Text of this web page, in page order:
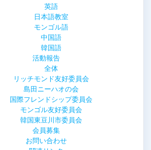
英語
日本語教室
モンゴル語
中国語
韓国語
活動報告
全体
リッチモンド友好委員会
島田ニーハオの会
国際フレンドシップ委員会
モンゴル友好委員会
韓国東豆川市委員会
会員募集
お問い合わせ